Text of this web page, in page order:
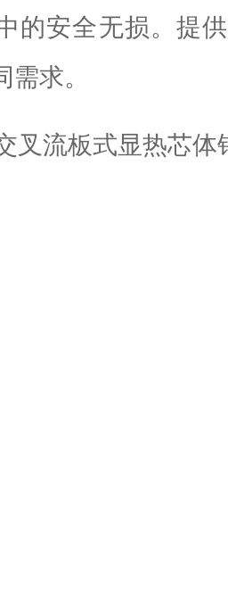
的安全无损。提
求。